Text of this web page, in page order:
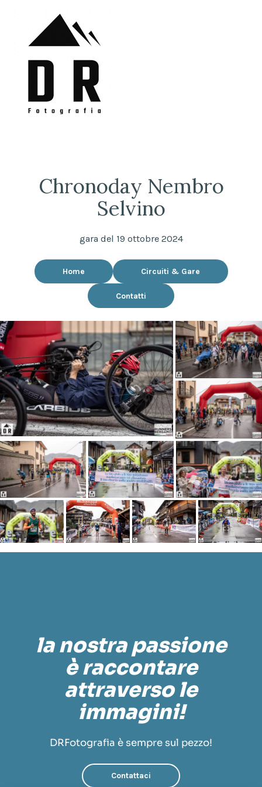
Chronoday Nembro
Selvino
gara del 19 ottobre 2024
Home Circuiti & Gare
Contatti
la nostra passione
è raccontare
attraverso le
immagini!
DRFotografia è sempre sul pezzo!
Contattaci